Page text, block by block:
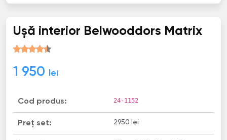
Ușă interior Belwooddors Matrix
1 950 lei
Cod produs: 24-1152
Preț set: 2950 lei